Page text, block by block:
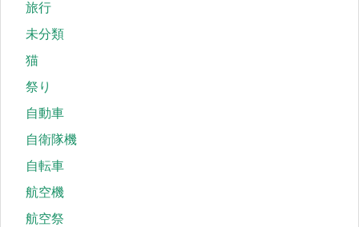
旅行
未分類
猫
祭り
自動車
自衛隊機
自転車
航空機
航空祭